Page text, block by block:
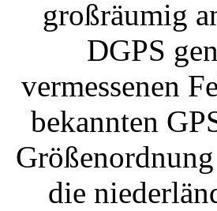
großräumig
DGPS
vermessenen
bekannten
die